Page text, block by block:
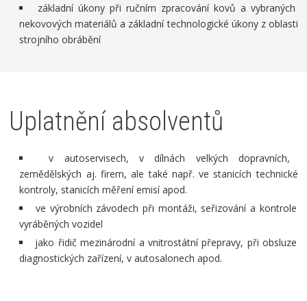
základní úkony při ručním zpracování kovů a vybraných
nekovových materiálů a základní technologické úkony z oblasti
strojního obrábění
Uplatnění absolventů
v autoservisech, v dílnách velkých dopravních,
zemědělských aj. firem, ale také např. ve stanicích technické
kontroly, stanicích měření emisí apod.
ve výrobních závodech při montáži, seřizování a kontrole
vyráběných vozidel
jako řidič mezinárodní a vnitrostátní přepravy, při obsluze
diagnostických zařízení, v autosalonech apod.